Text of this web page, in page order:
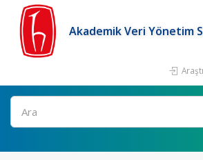
Akademik Veri Yönetim
Ara